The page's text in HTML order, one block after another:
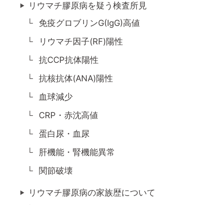
リウマチ膠原病を疑う検査所見
免疫グロブリンG(IgG)高値
リウマチ因子(RF)陽性
抗CCP抗体陽性
抗核抗体(ANA)陽性
血球減少
CRP・赤沈高値
蛋白尿・血尿
肝機能・腎機能異常
関節破壊
リウマチ膠原病の家族歴について